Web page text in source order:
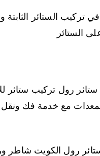
تركيب الستائر
الستائر
رول تركيب ستائر
مع خدمة فك ونقل
رول الكويت شاطر